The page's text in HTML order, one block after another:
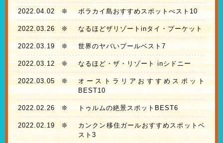
2022.04.02 ❊ ボラカイ島おすすめスポットべスト10
2022.03.26 ❊ なるほどザリゾートinタイ・プーケット
2022.03.19 ❊ 世界のヤバいプールベスト7
2022.03.12❊ なるほど・ザ・リゾート inシドニー
2022.03.05 ❊
オーストラリアおすすめスポット
BEST10
2022.02.26 ❊ トゥルムの絶景スポットBEST6
2022.02.19 ❊
カンクン移住ガールおすすめスポットベ
スト3